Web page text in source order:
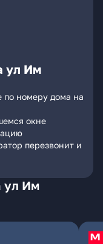
ул Им
по номеру дома на
окне
перезвонит и
ул Им